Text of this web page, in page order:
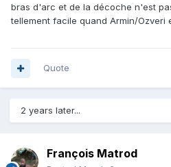
bras d'arc et de la décoche n'est
tellement facile quand Armin/Ozveri
Quote
2 years later...
François Matrod